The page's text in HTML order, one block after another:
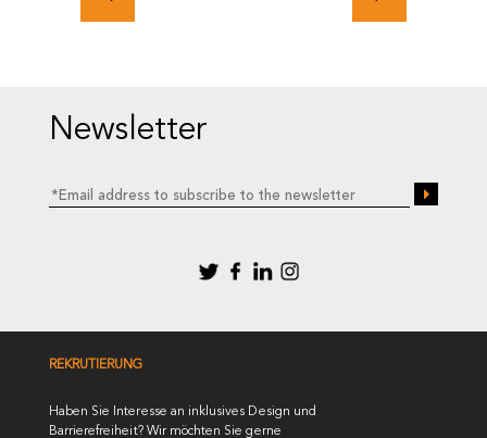
Newsletter
REKRUTIERUNG
Haben Sie Interesse an inklusives Design und
Barrierefreiheit? Wir möchten Sie gerne